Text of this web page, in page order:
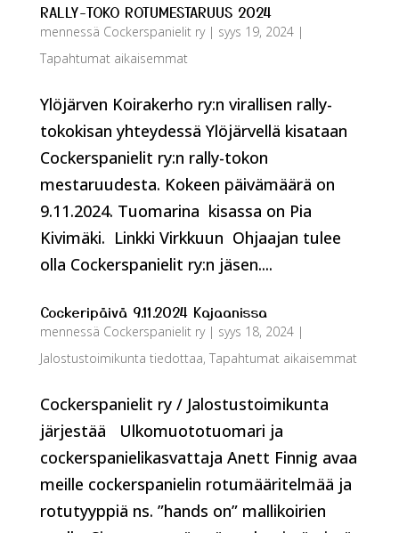
RALLY-TOKO ROTUMESTARUUS 2024
mennessä Cockerspanielit ry| syys 19, 2024|
Tapahtumat aikaisemmat
Ylöjärven Koirakerho ry:n virallisen rally-
tokokisan yhteydessä Ylöjärvellä kisataan
Cockerspanielit ry:n rally-tokon
mestaruudesta. Kokeen päivämäärä on
9.11.2024. Tuomarina kisassa on Pia
Kivimäki. Linkki Virkkuun Ohjaajan tulee
olla Cockerspanielit ry:n jäsen....
Cockeripäivä 9.11.2024 Kajaanissa
mennessä Cockerspanielit ry| syys 18, 2024|
Jalostustoimikunta tiedottaa, Tapahtumat aikaisemmat
Cockerspanielit ry / Jalostustoimikunta
järjestää Ulkomuototuomari ja
cockerspanielikasvattaja Anett Finnig avaa
meille cockerspanielin rotumääritelmää ja
rotutyyppiä ns. ”hands on” mallikoirien